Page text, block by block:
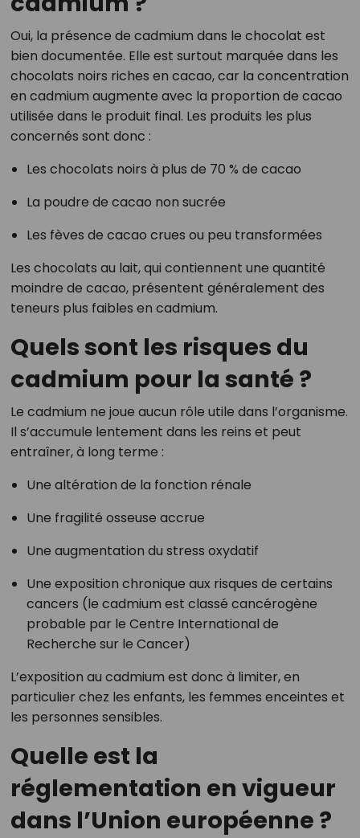
Oui, la présence de cadmium dans le chocolat est
bien documentée. Elle est surtout marquée dans les
chocolats noirs riches en cacao, car la concentration
en cadmium augmente avec la proportion de cacao
utilisée dans le produit final. Les produits les plus
concernés sont donc :
Les chocolats noirs à plus de 70 % de cacao
La poudre de cacao non sucrée
Les fèves de cacao crues ou peu transformées
Les chocolats au lait, qui contiennent une quantité
moindre de cacao, présentent généralement des
teneurs plus faibles en cadmium.
Quels sont les risques du
cadmium pour la santé ?
Le cadmium ne joue aucun rôle utile dans l’organisme.
Il s’accumule lentement dans les reins et peut
entraîner, à long terme :
Une altération de la fonction rénale
Une fragilité osseuse accrue
Une augmentation du stress oxydatif
Une exposition chronique aux risques de certains
cancers (le cadmium est classé cancérogène
probable par le Centre International de
Recherche sur le Cancer)
L’exposition au cadmium est donc à limiter, en
particulier chez les enfants, les femmes enceintes et
les personnes sensibles.
Quelle est la
réglementation en vigueur
dans l’Union européenne ?